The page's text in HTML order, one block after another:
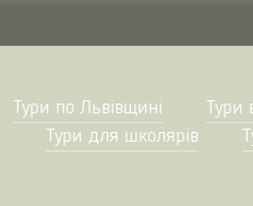
Тури по Львівщині Тури
Тури для школярів